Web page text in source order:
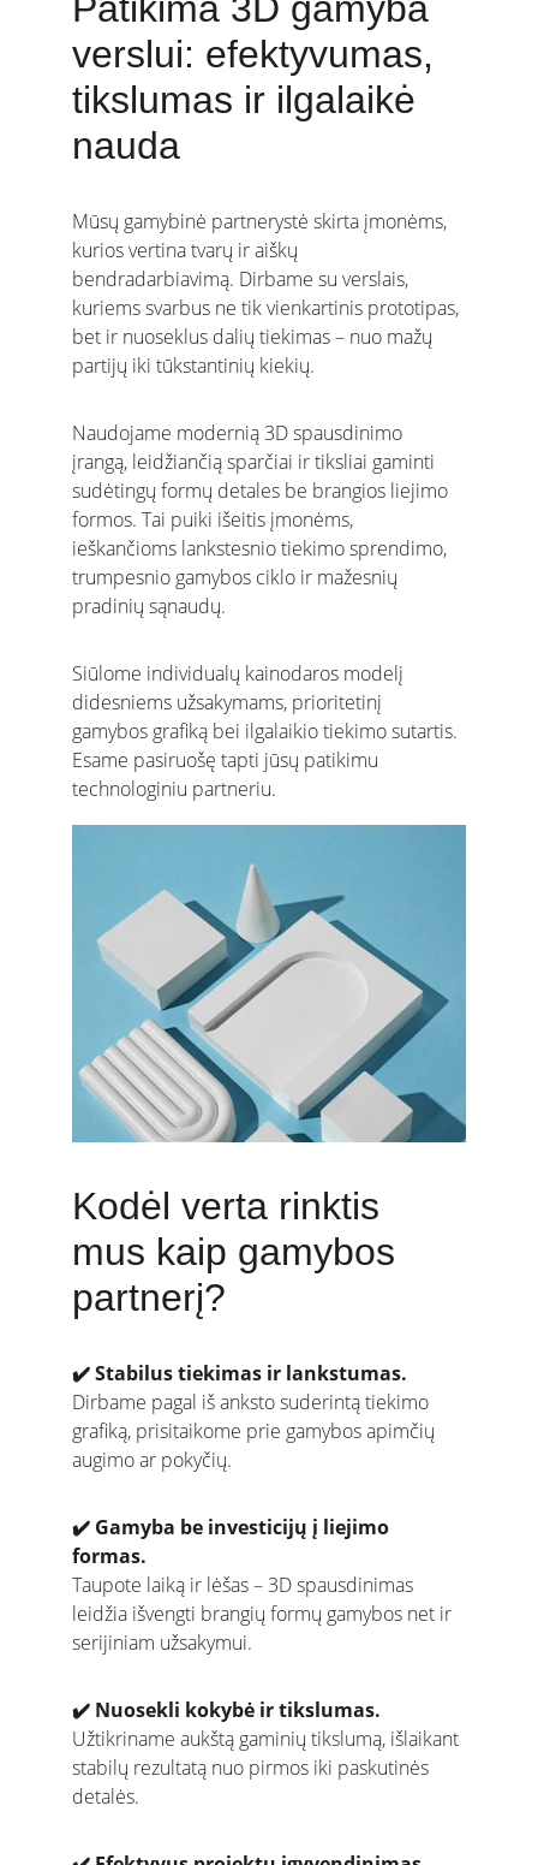
verslui: efektyvumas,
tikslumas ir ilgalaikė
nauda
Mūsų gamybinė partnerystė skirta įmonėms,
kurios vertina tvarų ir aiškų
bendradarbiavimą. Dirbame su verslais,
kuriems svarbus ne tik vienkartinis prototipas,
bet ir nuoseklus dalių tiekimas – nuo mažų
partijų iki tūkstantinių kiekių.
Naudojame modernią 3D spausdinimo
įrangą, leidžiančią sparčiai ir tiksliai gaminti
sudėtingų formų detales be brangios liejimo
formos. Tai puiki išeitis įmonėms,
ieškančioms lankstesnio tiekimo sprendimo,
trumpesnio gamybos ciklo ir mažesnių
pradinių sąnaudų.
Siūlome individualų kainodaros modelį
didesniems užsakymams, prioritetinį
gamybos grafiką bei ilgalaikio tiekimo sutartis.
Esame pasiruošę tapti jūsų patikimu
technologiniu partneriu.
Kodėl verta rinktis
mus kaip gamybos
partnerį?
✔️ Stabilus tiekimas ir lankstumas.
Dirbame pagal iš anksto suderintą tiekimo
grafiką, prisitaikome prie gamybos apimčių
augimo ar pokyčių.
✔️ Gamyba be investicijų į liejimo
formas.
Taupote laiką ir lėšas – 3D spausdinimas
leidžia išvengti brangių formų gamybos net ir
serijiniam užsakymui.
✔️ Nuosekli kokybė ir tikslumas.
Užtikriname aukštą gaminių tikslumą, išlaikant
stabilų rezultatą nuo pirmos iki paskutinės
detalės.